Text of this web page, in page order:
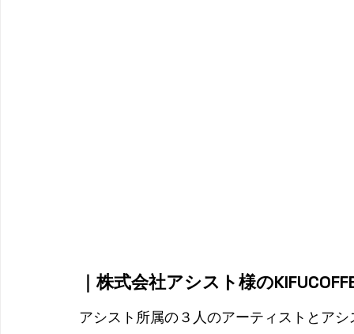
｜株式会社アシスト様の
アシスト所属の３人のアーティストとア